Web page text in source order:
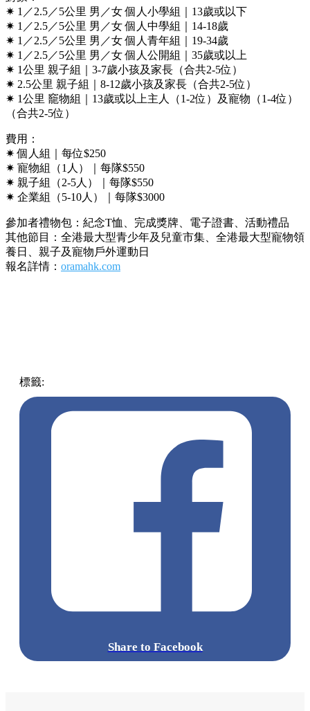
✷ 1／2.5／5公里 男／女 個人小學組｜13歲或以下
✷ 1／2.5／5公里 男／女 個人中學組｜14-18歲
✷ 1／2.5／5公里 男／女 個人青年組｜19-34歲
✷ 1／2.5／5公里 男／女 個人公開組｜35歲或以上
✷ 1公里 親子組｜3-7歲小孩及家長（合共2-5位）
✷ 2.5公里 親子組｜8-12歲小孩及家長（合共2-5位）
✷ 1公里 竉物組｜13歲或以上主人（1-2位）及寵物（1-4位）
（合共2-5位）
費用：
✷ 個人組｜每位$250
✷ 寵物組（1人）｜每隊$550
✷ 親子組（2-5人）｜每隊$550
✷ 企業組（5-10人）｜每隊$3000
參加者禮物包：紀念T恤、完成獎牌、電子證書、活動禮品
其他節目：全港最大型青少年及兒童市集、全港最大型寵物領
養日、親子及寵物戶外運動日
報名詳情： oramahk.com
標籤:
Share to Facebook